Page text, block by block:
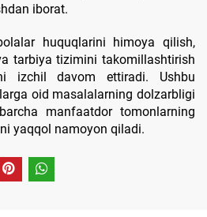
iborat.
huquqlarini himoya qilish,
tarbiya tizimini takomillashtirish
izchil davom ettiradi. Ushbu
oid masalalarning dolzarbligi
manfaatdor tomonlarning
yaqqol namoyon qiladi.